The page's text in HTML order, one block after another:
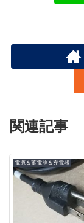
関連記事
電源＆蓄電池＆充電器